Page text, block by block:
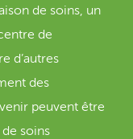
de soins, un
de
d’autres
des
peuvent être
soins